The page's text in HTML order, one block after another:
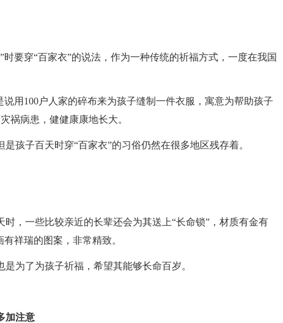
要穿“百家衣”的说法，作为一种传统的祈福方式，一度在我国
说用100户人家的碎布来为孩子缝制一件衣服，寓意为帮助孩子
祸病患，健健康康地长大。
孩子百天时穿“百家衣”的习俗仍然在很多地区残存着。
，一些比较亲近的长辈还会为其送上“长命锁”，材质有金有
祥瑞的图案，非常精致。
为了为孩子祈福，希望其能够长命百岁。
加注意